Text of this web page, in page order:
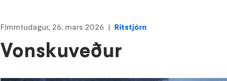
Vonskuveður
Fimmtudagur, 26. mars 2026 Ritstjórn